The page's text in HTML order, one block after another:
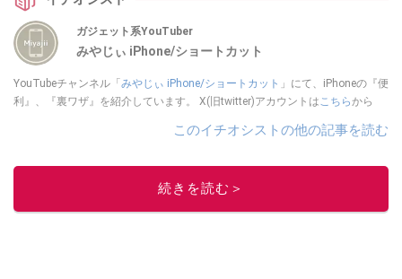
ガジェット系YouTuber
みやじぃ iPhone/ショートカット
YouTubeチャンネル「みやじぃ iPhone/ショートカット 」にて、iPhoneの『便
利』、『裏ワザ』を紹介しています。 X(旧twitter)アカウントは こちらから
このイチオシストの他の記事を読む
続きを読む＞